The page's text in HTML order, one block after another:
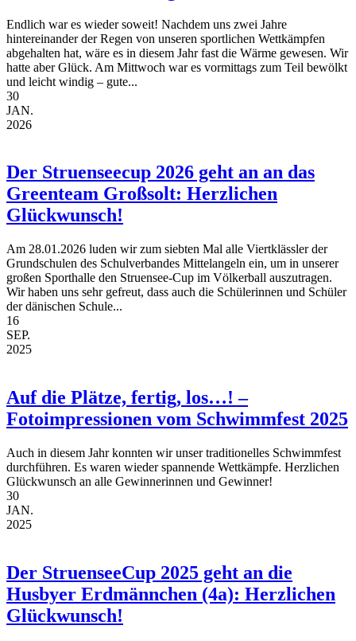
Endlich war es wieder soweit! Nachdem uns zwei Jahre
hintereinander der Regen von unseren sportlichen Wettkämpfen
abgehalten hat, wäre es in diesem Jahr fast die Wärme gewesen. Wir
hatte aber Glück. Am Mittwoch war es vormittags zum Teil bewölkt
und leicht windig – gute...
30
JAN.
2026
Der Struenseecup 2026 geht an an das
Greenteam Großsolt: Herzlichen
Glückwunsch!
Am 28.01.2026 luden wir zum siebten Mal alle Viertklässler der
Grundschulen des Schulverbandes Mittelangeln ein, um in unserer
großen Sporthalle den Struensee-Cup im Völkerball auszutragen.
Wir haben uns sehr gefreut, dass auch die Schülerinnen und Schüler
der dänischen Schule...
16
SEP.
2025
Auf die Plätze, fertig, los…! –
Fotoimpressionen vom Schwimmfest 2025
Auch in diesem Jahr konnten wir unser traditionelles Schwimmfest
durchführen. Es waren wieder spannende Wettkämpfe. Herzlichen
Glückwunsch an alle Gewinnerinnen und Gewinner!
30
JAN.
2025
Der StruenseeCup 2025 geht an die
Husbyer Erdmännchen (4a): Herzlichen
Glückwunsch!